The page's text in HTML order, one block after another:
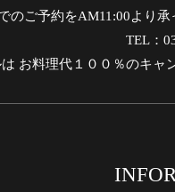
のご予約をAM11:00より
TEL：
お料理代１００％のキャ